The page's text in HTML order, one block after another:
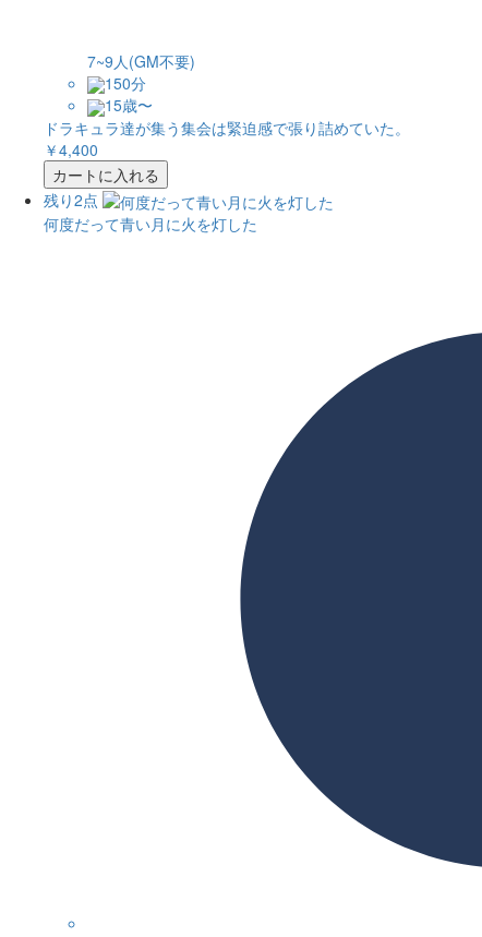
7~9人(GM不要)
150分
15歳〜
ドラキュラ達が集う集会は緊迫感で張り詰めていた。
￥4,400
カートに入れる
残り2点
何度だって青い月に火を灯した